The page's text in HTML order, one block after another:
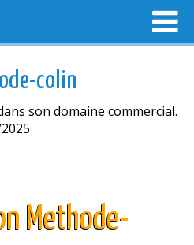
colin
son domaine commercial.
Methode-